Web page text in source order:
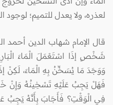
لعذره، ولا يعدل للتميم؛ لوجود
قال الإمام شهاب الدين أحمد
شَخْصٍ إذَا اسْتَعْمَلَ الْمَاءَ
وَوَجَدَ مَا يُسَخِّنُ بِهِ الْمَاءَ، لَكِنْ
فَهَلْ يَجِبُ عَلَيْهِ تَسْخِينُهُ وَإِنْ
فِي الْوَقْتِ؟ فَأَجَابَ بِأَنَّهُ يَجِبُ